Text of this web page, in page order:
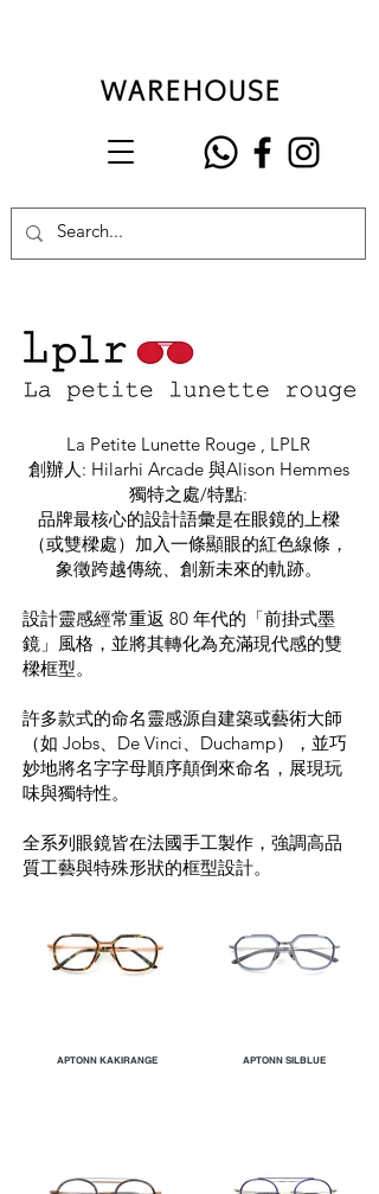
La Petite Lunette Rouge , LPLR
創辦人: Hilarhi Arcade 與Alison Hemmes
獨特之處/特點:
品牌最核心的設計語彙是在眼鏡的上樑
（或雙樑處）加入一條顯眼的紅色線條，
象徵跨越傳統、創新未來的軌跡。
設計靈感經常重返 80 年代的「前掛式墨
鏡」風格，並將其轉化為充滿現代感的雙
樑框型。
許多款式的命名靈感源自建築或藝術大師
（如 Jobs、De Vinci、Duchamp），並巧
妙地將名字字母順序顛倒來命名，展現玩
味與獨特性。
全系列眼鏡皆在法國手工製作，強調高品
質工藝與特殊形狀的框型設計。
APTONN KAKIRANGE APTONN SILBLUE